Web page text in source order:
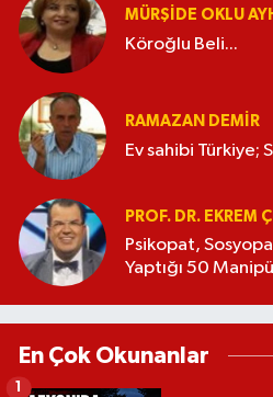
MÜRŞIDE OKLU
Köroğlu Beli...
RAMAZAN DEMİR
Ev sahibi Türkiye;
PROF. DR. EKREM
Psikopat,
Yaptığı 50
En Çok Okunanlar
1